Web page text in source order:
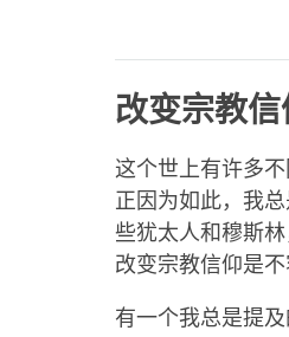
改变宗教
这个世上有许多
正因为如此，我
些犹太人和穆斯
改变宗教信仰是
有一个我总是提